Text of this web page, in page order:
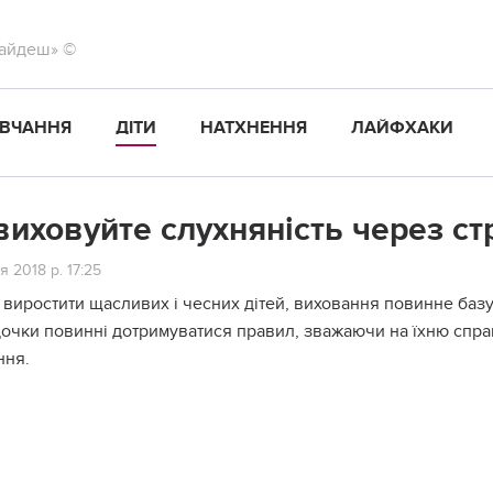
©
ДІТИ НАТХНЕННЯ ЛАЙФХАКИ
слухняність через
2018 р. 17:25
щасливих і чесних дітей, виховання повинне
повинні дотримуватися правил, зважаючи на їхню